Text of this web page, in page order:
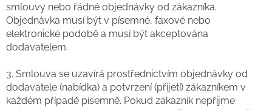
smlouvy nebo řádné objednávky od zákazníka.
Objednávka musí být v písemné, faxové nebo
elektronické podobě a musí být akceptována
dodavatelem.
3. Smlouva se uzavírá prostřednictvím objednávky od
dodavatele (nabídka) a potvrzení (přijetí) zákazníkem v
každém případě písemně. Pokud zákazník nepřijme